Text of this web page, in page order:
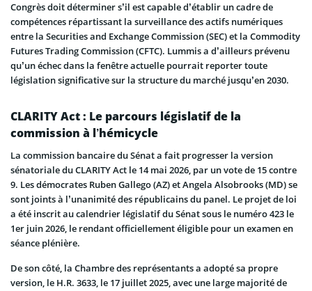
Congrès doit déterminer s’il est capable d’établir un cadre de
compétences répartissant la surveillance des actifs numériques
entre la Securities and Exchange Commission (SEC) et la Commodity
Futures Trading Commission (CFTC). Lummis a d’ailleurs prévenu
qu’un échec dans la fenêtre actuelle pourrait reporter toute
législation significative sur la structure du marché jusqu’en 2030.
CLARITY Act : Le parcours législatif de la
commission à l’hémicycle
La commission bancaire du Sénat a fait progresser la version
sénatoriale du CLARITY Act le 14 mai 2026, par un vote de 15 contre
9. Les démocrates Ruben Gallego (AZ) et Angela Alsobrooks (MD) se
sont joints à l’unanimité des républicains du panel. Le projet de loi
a été inscrit au calendrier législatif du Sénat sous le numéro 423 le
1er juin 2026, le rendant officiellement éligible pour un examen en
séance plénière.
De son côté, la Chambre des représentants a adopté sa propre
version, le H.R. 3633, le 17 juillet 2025, avec une large majorité de